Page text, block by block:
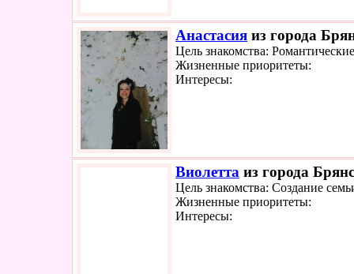
Анастасия из города
Цель знакомства:
Жизненные приоритеты:
Интересы:
Виолетта из города
Цель знакомства: Создание
Жизненные приоритеты:
Интересы: